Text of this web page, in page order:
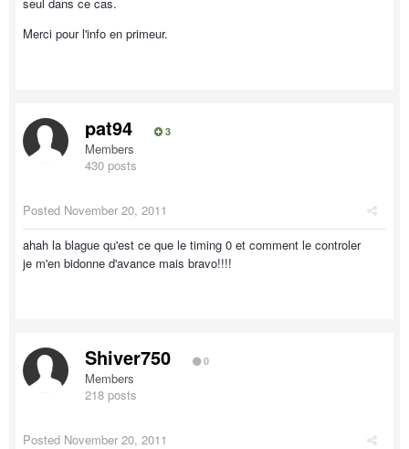
Merci pour l'info en primeur.
pat94 3
Members
430 posts
Posted November 20, 2011
ahah la blague qu'est ce que le timing 0 et comment le controler
je m'en bidonne d'avance mais bravo!!!!
Shiver750 0
Members
218 posts
Posted November 20, 2011